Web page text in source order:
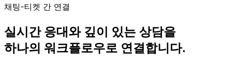
채팅-티켓 간 연결
실시간 응대와 깊이 있는 상담을
하나의 워크플로우로 연결합니다.